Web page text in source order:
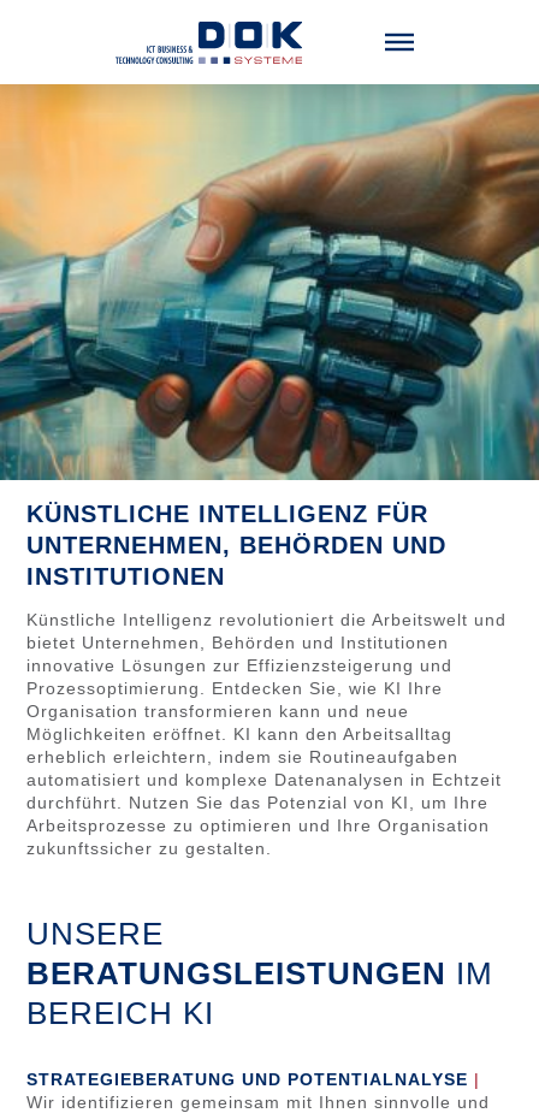
KÜNSTLICHE INTELLIGENZ FÜR
UNTERNEHMEN, BEHÖRDEN UND
INSTITUTIONEN
Künstliche Intelligenz revolutioniert die Arbeitswelt und
bietet Unternehmen, Behörden und Institutionen
innovative Lösungen zur Effizienzsteigerung und
Prozessoptimierung. Entdecken Sie, wie KI Ihre
Organisation transformieren kann und neue
Möglichkeiten eröffnet. KI kann den Arbeitsalltag
erheblich erleichtern, indem sie Routineaufgaben
automatisiert und komplexe Datenanalysen in Echtzeit
durchführt. Nutzen Sie das Potenzial von KI, um Ihre
Arbeitsprozesse zu optimieren und Ihre Organisation
zukunftssicher zu gestalten.
UNSERE
BERATUNGSLEISTUNGEN IM
BEREICH KI
STRATEGIEBERATUNG UND POTENTIALNALYSE |
Wir identifizieren gemeinsam mit Ihnen sinnvolle und